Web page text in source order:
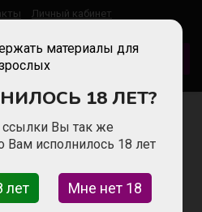
Личный кабинет
ДОБАВИТЬ ВАКАНСИЮ
для девушек в Сочи
МЛН в месяц!!!
в месяц!!!
материалы для
18 ЛЕТ?
Вы так же
Вам исполнилось 18 лет
лет Мне нет 18